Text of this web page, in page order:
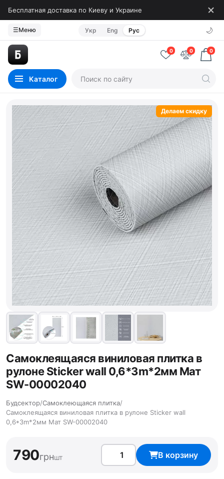
Бесплатная доставка по Киеву и Украине
☰Меню Укр Eng Рус 🌙
Каталог
0 0 0
Делаем скидку
Самоклеящаяся виниловая плитка в
рулоне Sticker wall 0,6*3m*2мм Мат
SW-00002040
Будсектор/Самоклеющаяся плитка/
Самоклеящаяся виниловая плитка в рулоне Sticker wall
0,6*3m*2мм Мат SW-00002040
790грншт В корзину